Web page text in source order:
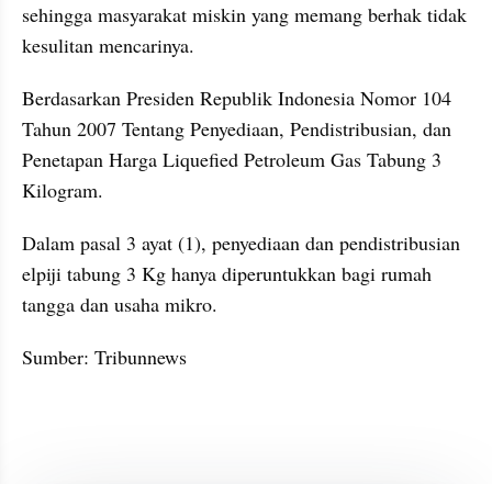
sehingga masyarakat miskin yang memang berhak tidak
kesulitan mencarinya.
Berdasarkan Presiden Republik Indonesia Nomor 104
Tahun 2007 Tentang Penyediaan, Pendistribusian, dan
Penetapan Harga Liquefied Petroleum Gas Tabung 3
Kilogram.
Dalam pasal 3 ayat (1), penyediaan dan pendistribusian
elpiji tabung 3 Kg hanya diperuntukkan bagi rumah
tangga dan usaha mikro.
Sumber: Tribunnews